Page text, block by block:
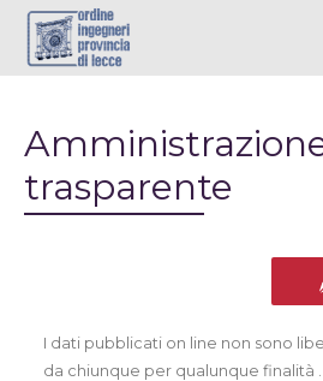
trasparente
I dati pubblicati on line non sono
da chiunque per qualunque finalità